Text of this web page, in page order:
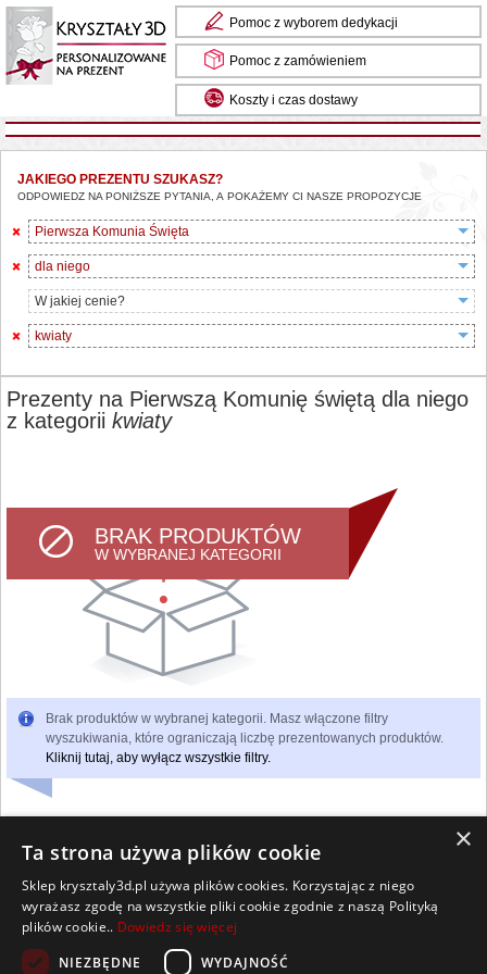
Pomoc z wyborem dedykacji
Pomoc z zamówieniem
Koszty i czas dostawy
JAKIEGO PREZENTU SZUKASZ?
ODPOWIEDZ NA PONIŻSZE PYTANIA, A POKAŻEMY CI NASZE PROPOZYCJE
Pierwsza Komunia Święta
dla niego
W jakiej cenie?
kwiaty
Prezenty na Pierwszą Komunię świętą dla niego
z kategorii kwiaty
BRAK PRODUKTÓW
W WYBRANEJ KATEGORII
Brak produktów w wybranej kategorii. Masz włączone filtry
wyszukiwania, które ograniczają liczbę prezentowanych produktów.
Kliknij tutaj, aby wyłącz wszystkie filtry.
Wszelkie prawa zastrzeżone
Kontakt Współpraca Regulamin
Pomoc Strona główna
×
Ta strona używa plików cookie
Sklep krysztaly3d.pl używa plików cookies. Korzystając z niego
wyrażasz zgodę na wszystkie pliki cookie zgodnie z naszą Polityką
plików cookie.. Dowiedz się więcej
NIEZBĘDNE
WYDAJNOŚĆ